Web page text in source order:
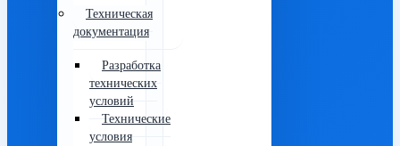
Техническая
документация
Разработка
технических
условий
Технические
условия